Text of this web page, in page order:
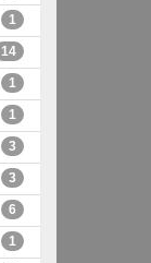
1
14
1
1
3
3
6
1